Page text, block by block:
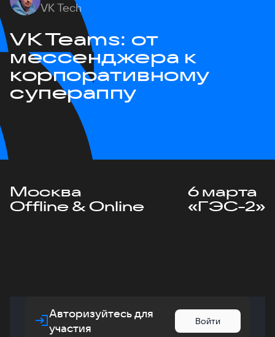
VK Tech
VK Teams: от
мессенджера к
корпоративному
супераппу
Москва
Offline & Online
6 марта
«ГЭС-2»
Авторизуйтесь для
участия
Войти